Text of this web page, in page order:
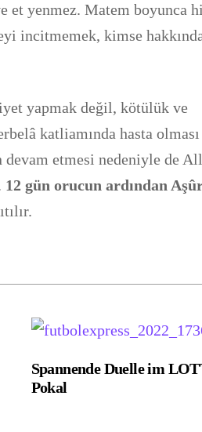
et yenmez. Matem boyunca
incitmemek, kimse
yapmak değil, kötülük ve
katliamında hasta olması
etmesi nedeniyle de
12 gün orucun ardından
Spannende Duelle im
Pokal